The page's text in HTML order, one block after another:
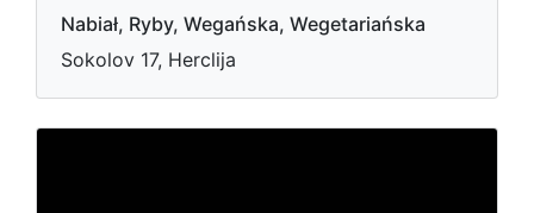
Nabiał, Ryby, Wegańska, Wegetariańska
Sokolov 17, Herclija